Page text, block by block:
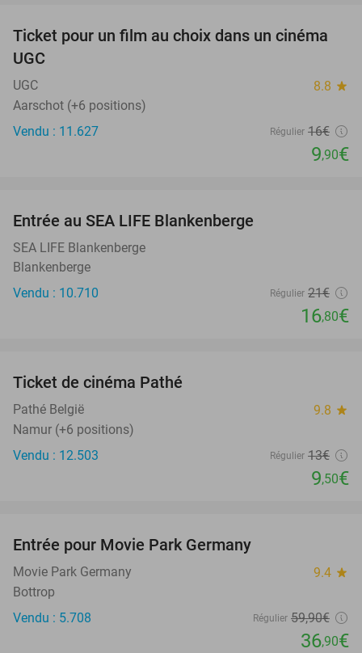
38%
Ticket pour un film au choix dans un cinéma
UGC
UGC 8.8 star
Aarschot (+6 positions)
Vendu : 11.627
Régulier 16€
9,90€
Entrée au SEA LIFE Blankenberge
SEA LIFE Blankenberge
Blankenberge
Vendu : 10.710
Régulier 21€
16,80€
Ticket de cinéma Pathé
Pathé België 9.8 star
Namur (+6 positions)
Vendu : 12.503
Régulier 13€
9,50€
Entrée pour Movie Park Germany
Movie Park Germany 9.4 star
Bottrop
Vendu : 5.708
Régulier 59,90€
36,90€